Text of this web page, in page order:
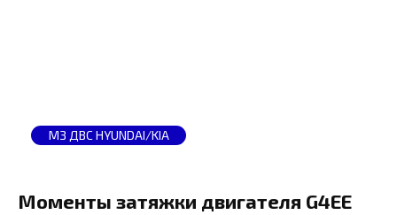
МЗ ДВС HYUNDAI/KIA
Моменты затяжки двигателя G4EE